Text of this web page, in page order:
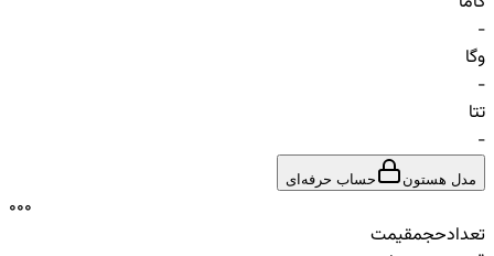
-
وگا
-
تتا
-
مدل هستون حساب حرفه‌ای
000
تعدادحجمقیمت